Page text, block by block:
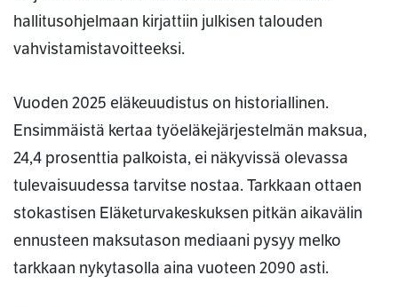
hallitusohjelmaan kirjattiin julkisen talouden
vahvistamistavoitteeksi.
Vuoden 2025 eläkeuudistus on historiallinen.
Ensimmäistä kertaa työeläkejärjestelmän maksua,
24,4 prosenttia palkoista, ei näkyvissä olevassa
tulevaisuudessa tarvitse nostaa. Tarkkaan ottaen
stokastisen Eläketurvakeskuksen pitkän aikavälin
ennusteen maksutason mediaani pysyy melko
tarkkaan nykytasolla aina vuoteen 2090 asti.